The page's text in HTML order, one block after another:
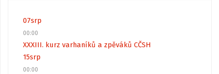
07srp
00:00
XXXIII. kurz varhaníků a zpěváků CČSH
15srp
00:00